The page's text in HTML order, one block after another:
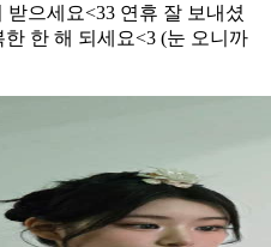
으세요<33 연휴 잘 보내셨
한 해 되세요<3 (눈 오니까